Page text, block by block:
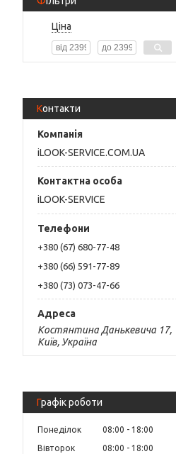
Ціна
Контакти
iLOOK-SERVICE.COM.UA
iLOOK-SERVICE
+380 (67) 680-77-48
+380 (66) 591-77-89
+380 (73) 073-47-66
Костянтина Данькевича 17,
Київ, Україна
Графік роботи
Понеділок 08:00
18:00
Вівторок
08:00
18:00